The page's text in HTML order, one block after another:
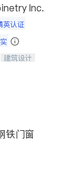
Inc.
英认证
惠的价格提供实
建筑设计
铁门窗